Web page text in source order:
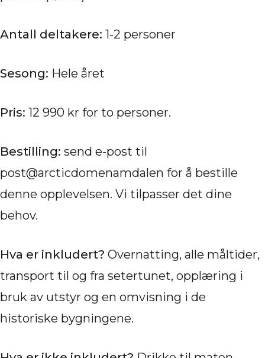
Antall deltakere: 1-2 personer
Sesong: Hele året
Pris: 12 990 kr for to personer.
Bestilling: send e-post til
post@arcticdomenamdalen for å bestille
denne opplevelsen. Vi tilpasser det dine
behov.
Hva er inkludert? Overnatting, alle måltider,
transport til og fra setertunet, opplæring i
bruk av utstyr og en omvisning i de
historiske bygningene.